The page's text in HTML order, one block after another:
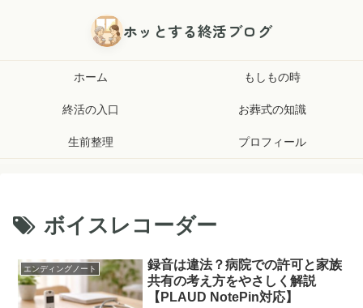
ホッとする終活ブログ
ホーム もしもの時
終活の入口 お葬式の知識
生前整理 プロフィール
ボイスレコーダー
エンディングノート
録音は違法？病院での許可と家族
共有の考え方をやさしく解説
【PLAUD NotePin対応】